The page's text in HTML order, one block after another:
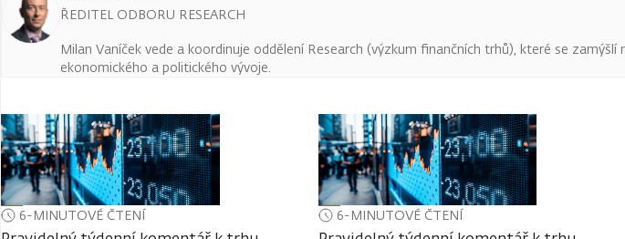
ŘEDITEL ODBORU RESEARCH
Milan Vaníček vede a koordinuje oddělení Research (výzkum finančních trhů), které se
ekonomického a politického vývoje.
6-MINUTOVÉ ČTENÍ 6-MINUTOVÉ ČTENÍ